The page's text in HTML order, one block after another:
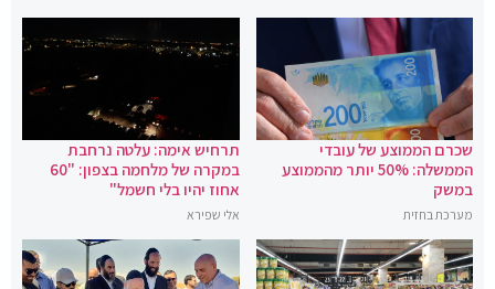
שכרם הממוצע של עובדי
הממשלה: 50% יותר מהממוצע
במשק
מערכת בחזית
תרחיש אימה: עלטה נרחבת
במקרה של מלחמה בצפון: "60
אחוז יהיו בלי חשמל"
אלי שפירא